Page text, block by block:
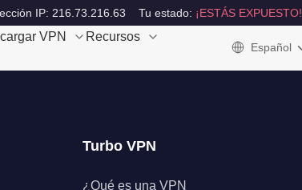
IP: 216.73.216.63 Tu estado: ¡ESTÁS EXPUESTO!
VPN
Recursos
Español
Turbo VPN
¿Qué es una VPN